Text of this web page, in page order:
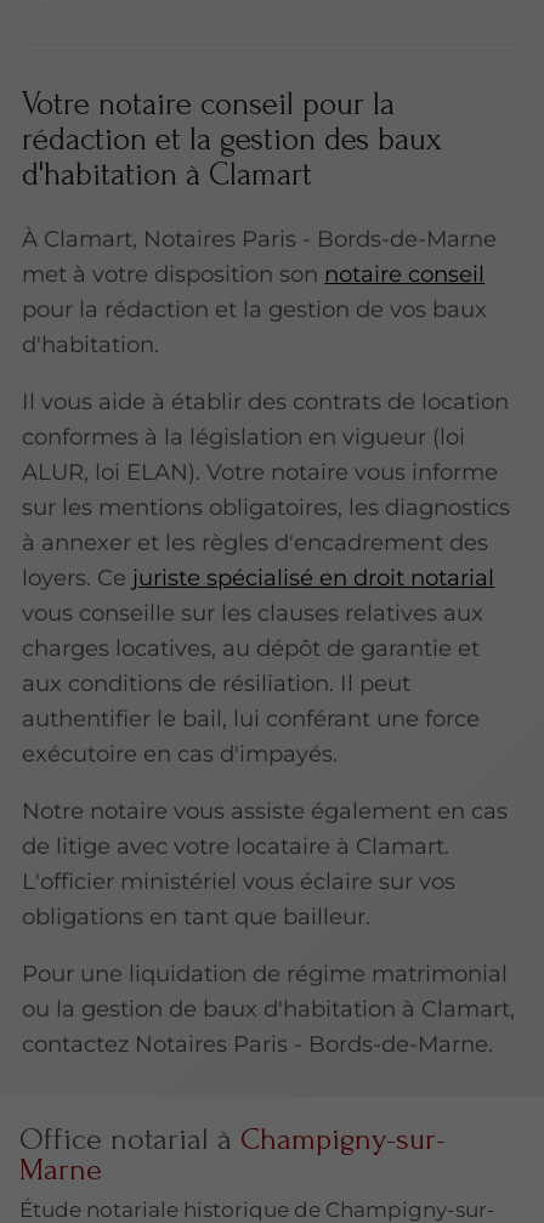
Votre notaire conseil pour la
rédaction et la gestion des baux
d'habitation à Clamart
À Clamart, Notaires Paris - Bords-de-Marne
met à votre disposition son notaire conseil
pour la rédaction et la gestion de vos baux
d'habitation.
Il vous aide à établir des contrats de location
conformes à la législation en vigueur (loi
ALUR, loi ELAN). Votre notaire vous informe
sur les mentions obligatoires, les diagnostics
à annexer et les règles d'encadrement des
loyers. Ce juriste spécialisé en droit notarial
vous conseille sur les clauses relatives aux
charges locatives, au dépôt de garantie et
aux conditions de résiliation. Il peut
authentifier le bail, lui conférant une force
exécutoire en cas d'impayés.
Notre notaire vous assiste également en cas
de litige avec votre locataire à Clamart.
L'officier ministériel vous éclaire sur vos
obligations en tant que bailleur.
Pour une liquidation de régime matrimonial
ou la gestion de baux d'habitation à Clamart,
contactez Notaires Paris - Bords-de-Marne.
Office notarial à Champigny-sur-
Marne
Étude notariale historique de Champigny-sur-